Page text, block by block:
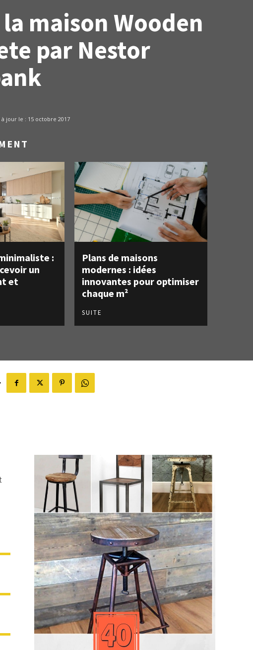
maison Wooden
par Nestor
à jour le : 15 octobre 2017
:
un
et
Plans de maisons
modernes : idées
innovantes pour optimiser
chaque m²
SUITE